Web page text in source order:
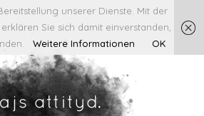
unserer Dienste. Mit der
Sie sich damit einverstanden,
Weitere Informationen OK